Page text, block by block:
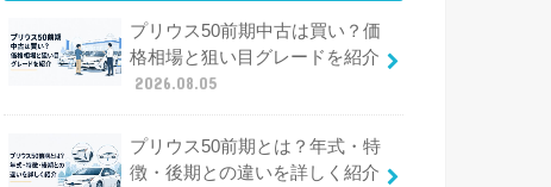
プリウス50前期中古は買い？価
格相場と狙い目グレードを紹介
2026.08.05
プリウス50前期とは？年式・特
徴・後期との違いを詳しく紹介